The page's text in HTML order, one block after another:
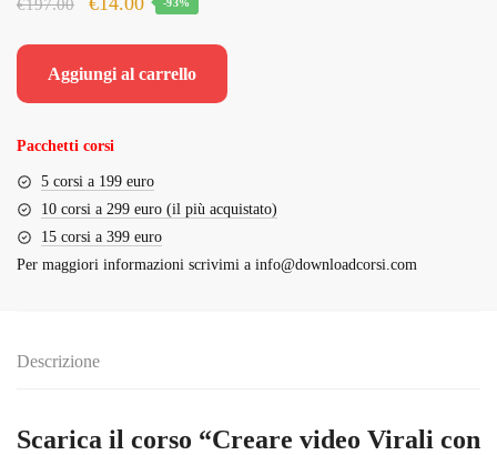
originale
-93%
Aggiungi al carrello
Pacchetti corsi
5 corsi a 199 euro
10 corsi a 299 euro (il più acquistato)
15 corsi a 399 euro
Per maggiori informazioni scrivimi a info@downloadcorsi.com
Descrizione
Scarica il corso “Creare video Virali con